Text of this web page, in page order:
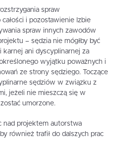
spraw
i pozostawienie Izbie
spraw innych zawodów
– sędzia nie mógłby być
ani dyscyplinarnej za
wyjątku poważnych i
ze strony sędziego. Toczące
sędziów w związku z
jeżeli nie mieszczą się w
umorzone.
nad projektem autorstwa
również trafił do dalszych prac